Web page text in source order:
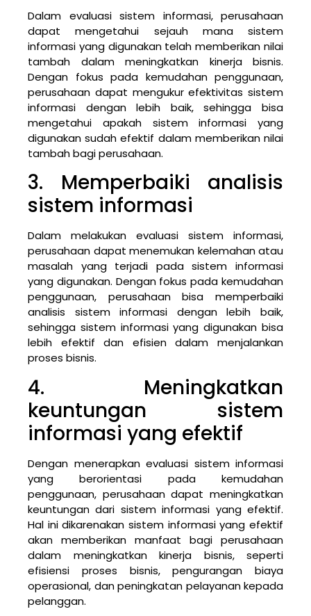
Dalam evaluasi sistem informasi, perusahaan
dapat mengetahui sejauh mana sistem
informasi yang digunakan telah memberikan nilai
tambah dalam meningkatkan kinerja bisnis.
Dengan fokus pada kemudahan penggunaan,
perusahaan dapat mengukur efektivitas sistem
informasi dengan lebih baik, sehingga bisa
mengetahui apakah sistem informasi yang
digunakan sudah efektif dalam memberikan nilai
tambah bagi perusahaan.
3. Memperbaiki analisis
sistem informasi
Dalam melakukan evaluasi sistem informasi,
perusahaan dapat menemukan kelemahan atau
masalah yang terjadi pada sistem informasi
yang digunakan. Dengan fokus pada kemudahan
penggunaan, perusahaan bisa memperbaiki
analisis sistem informasi dengan lebih baik,
sehingga sistem informasi yang digunakan bisa
lebih efektif dan efisien dalam menjalankan
proses bisnis.
4. Meningkatkan
keuntungan sistem
informasi yang efektif
Dengan menerapkan evaluasi sistem informasi
yang berorientasi pada kemudahan
penggunaan, perusahaan dapat meningkatkan
keuntungan dari sistem informasi yang efektif.
Hal ini dikarenakan sistem informasi yang efektif
akan memberikan manfaat bagi perusahaan
dalam meningkatkan kinerja bisnis, seperti
efisiensi proses bisnis, pengurangan biaya
operasional, dan peningkatan pelayanan kepada
pelanggan.